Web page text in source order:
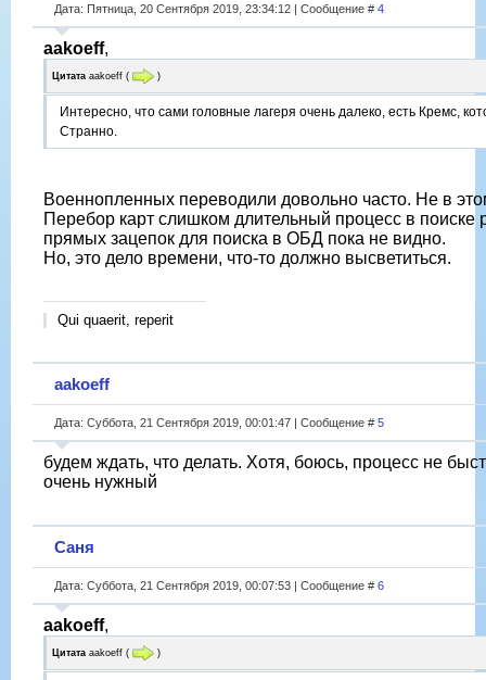
Дата: Пятница, 20 Сентября 2019, 23:34:12 | Сообщение # 4
aakoeff,
Цитата aakoeff ( )
Интересно, что сами головные лагеря очень далеко, есть Кремс,
Странно.
Военнопленных переводили довольно часто. Не в
Перебор карт слишком длительный процесс в поиске
прямых зацепок для поиска в ОБД пока не видно.
Но, это дело времени, что-то должно высветиться.
Qui quaerit, reperit
aakoeff
Дата: Суббота, 21 Сентября 2019, 00:01:47 | Сообщение # 5
будем ждать, что делать. Хотя, боюсь, процесс не
очень нужный
Саня
Дата: Суббота, 21 Сентября 2019, 00:07:53 | Сообщение # 6
aakoeff,
Цитата aakoeff ( )